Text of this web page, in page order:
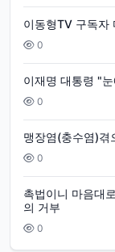
이동형TV 구독자
0
이재명 대통령 "
0
맹장염(충수염)겪
0
촉법이니 마음대
의 거부
0